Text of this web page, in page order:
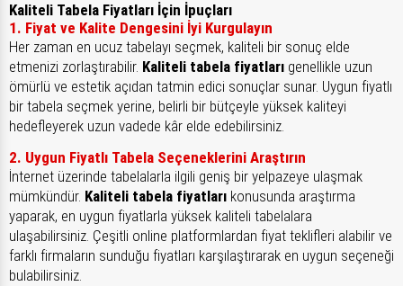
Kaliteli Tabela Fiyatları İçin İpuçları
1. Fiyat ve Kalite Dengesini İyi Kurgulayın
Her zaman en ucuz tabelayı seçmek, kaliteli bir sonuç elde
etmenizi zorlaştırabilir. Kaliteli tabela fiyatları genellikle uzun
ömürlü ve estetik açıdan tatmin edici sonuçlar sunar. Uygun fiyatlı
bir tabela seçmek yerine, belirli bir bütçeyle yüksek kaliteyi
hedefleyerek uzun vadede kâr elde edebilirsiniz.
2. Uygun Fiyatlı Tabela Seçeneklerini Araştırın
İnternet üzerinde tabelalarla ilgili geniş bir yelpazeye ulaşmak
mümkündür. Kaliteli tabela fiyatları konusunda araştırma
yaparak, en uygun fiyatlarla yüksek kaliteli tabelalara
ulaşabilirsiniz. Çeşitli online platformlardan fiyat teklifleri alabilir ve
farklı firmaların sunduğu fiyatları karşılaştırarak en uygun seçeneği
bulabilirsiniz.